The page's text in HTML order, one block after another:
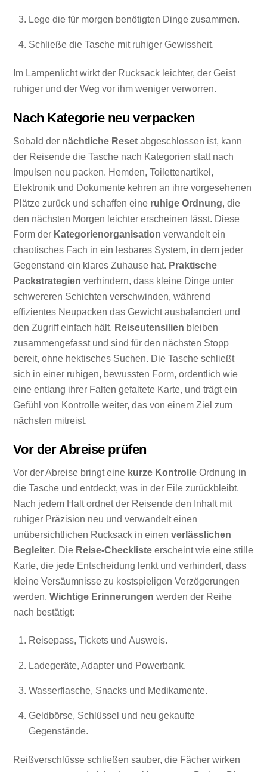
Lege die für morgen benötigten Dinge zusammen.
Schließe die Tasche mit ruhiger Gewissheit.
Im Lampenlicht wirkt der Rucksack leichter, der Geist
ruhiger und der Weg vor ihm weniger verworren.
Nach Kategorie neu verpacken
Sobald der nächtliche Reset abgeschlossen ist, kann
der Reisende die Tasche nach Kategorien statt nach
Impulsen neu packen. Hemden, Toilettenartikel,
Elektronik und Dokumente kehren an ihre vorgesehenen
Plätze zurück und schaffen eine ruhige Ordnung, die
den nächsten Morgen leichter erscheinen lässt. Diese
Form der Kategorienorganisation verwandelt ein
chaotisches Fach in ein lesbares System, in dem jeder
Gegenstand ein klares Zuhause hat. Praktische
Packstrategien verhindern, dass kleine Dinge unter
schwereren Schichten verschwinden, während
effizientes Neupacken das Gewicht ausbalanciert und
den Zugriff einfach hält. Reiseutensilien bleiben
zusammengefasst und sind für den nächsten Stopp
bereit, ohne hektisches Suchen. Die Tasche schließt
sich in einer ruhigen, bewussten Form, ordentlich wie
eine entlang ihrer Falten gefaltete Karte, und trägt ein
Gefühl von Kontrolle weiter, das von einem Ziel zum
nächsten mitreist.
Vor der Abreise prüfen
Vor der Abreise bringt eine kurze Kontrolle Ordnung in
die Tasche und entdeckt, was in der Eile zurückbleibt.
Nach jedem Halt ordnet der Reisende den Inhalt mit
ruhiger Präzision neu und verwandelt einen
unübersichtlichen Rucksack in einenverlässlichen
Begleiter. Die Reise-Checkliste erscheint wie eine stille
Karte, die jede Entscheidung lenkt und verhindert, dass
kleine Versäumnisse zu kostspieligen Verzögerungen
werden.Wichtige Erinnerungen werden der Reihe
nach bestätigt:
Reisepass, Tickets und Ausweis.
Ladegeräte, Adapter und Powerbank.
Wasserflasche, Snacks und Medikamente.
Geldbörse, Schlüssel und neu gekaufte
Gegenstände.
Reißverschlüsse schließen sauber, die Fächer wirken